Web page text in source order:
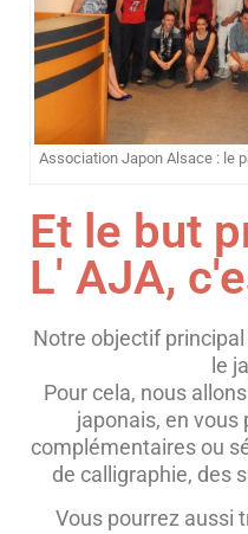
Association Japon Alsace : le
Et le but
L' AJA,
Notre objectif
le
Pour cela, nous
japonais, en
complémentaires ou
de calligraphie, des
Vous pourrez aussi